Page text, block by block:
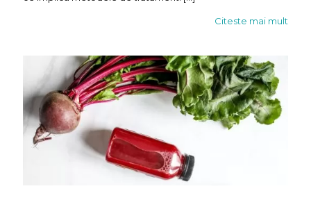
Citeste mai mult